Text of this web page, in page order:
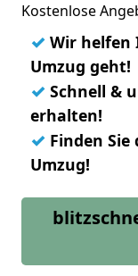
Kostenlose
✓ Wir helfen
Umzug geht!
✓ Schnell &
erhalten!
✓ Finden
Umzug!